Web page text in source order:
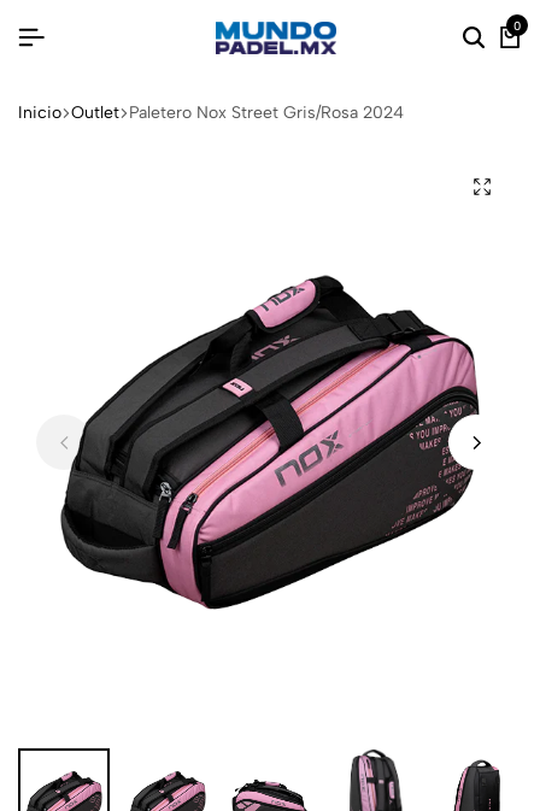
0
Inicio Outlet Paletero Nox Street Gris/Rosa 2024